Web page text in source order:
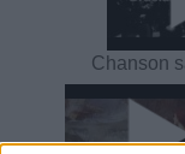
Chanson